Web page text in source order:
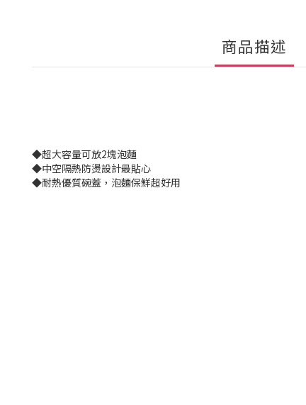
商品描述
◆超大容量可放2塊泡麵
◆中空隔熱防燙設計最貼心
◆耐熱優質碗蓋，泡麵保鮮超好用